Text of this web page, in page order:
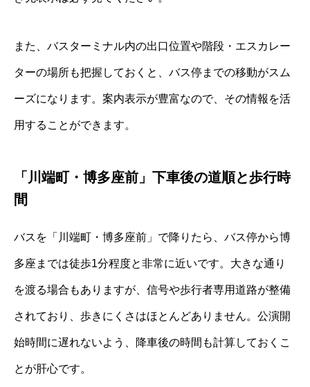
また、バスターミナル内の出口位置や階段・エスカレー
ターの場所も把握しておくと、バス停までの移動がスム
ーズになります。案内表示が豊富なので、その情報を活
用することができます。
「川端町・博多座前」下車後の道順と歩行時
間
バスを「川端町・博多座前」で降りたら、バス停から博
多座までは徒歩1分程度と非常に近いです。大きな通り
を渡る場合もありますが、信号や歩行者専用道路が整備
されており、歩きにくさはほとんどありません。公演開
始時間に遅れないよう、降車後の時間も計算しておくこ
とが肝心です。